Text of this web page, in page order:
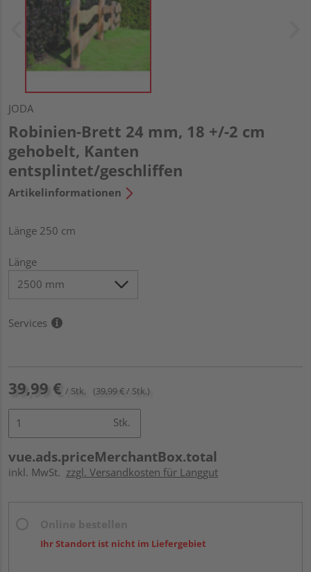
JODA
Robinien-Brett 24 mm, 18 +/-2 cm
gehobelt, Kanten
entsplintet/geschliffen
Artikelinformationen
Länge 250 cm
Länge
Services
39,99 € / Stk. (39,99 € / Stk.)
Stk.
vue.ads.priceMerchantBox.total
inkl. MwSt. zzgl. Versandkosten für Langgut
Ihr Standort ist nicht im Liefergebiet